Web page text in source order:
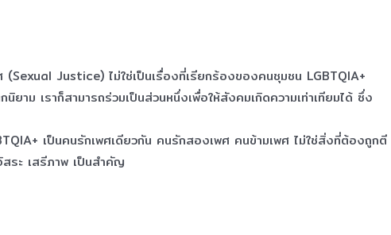
Justice) ไม่ใช่เป็นเรื่องที่เรียกร้องของคนชุมชน LGBTQIA+
าม เราก็สามารถร่วมเป็นส่วนหนึ่งเพื่อให้สังคมเกิดความเท่าเทียมได้ ซึ่ง
เป็นคนรักเพศเดียวกัน คนรักสองเพศ คนข้ามเพศ ไม่ใช่สิ่งที่ต้องถูกตี
ระ เสรีภาพ เป็นสำคัญ